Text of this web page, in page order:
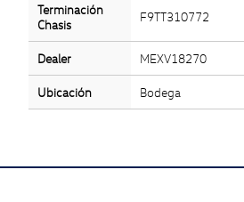
Terminación
Chasis
F9TT310772
Dealer MEXV18270
Ubicación Bodega